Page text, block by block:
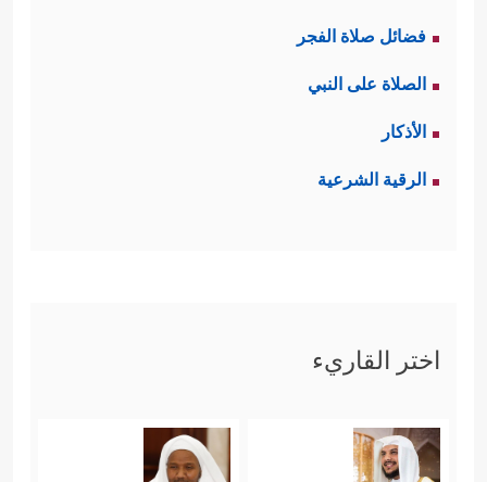
فضائل صلاة الفجر
الصلاة على النبي
الأذكار
الرقية الشرعية
اختر القاريء